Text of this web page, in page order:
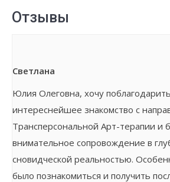
Отзывы
Светлана
Юлия Олеговна, хочу
интереснейшее знакомство с
Трансперсональной Арт-терапии и
внимательное сопровождение в
сновидческой реальностью.
было познакомиться и получить